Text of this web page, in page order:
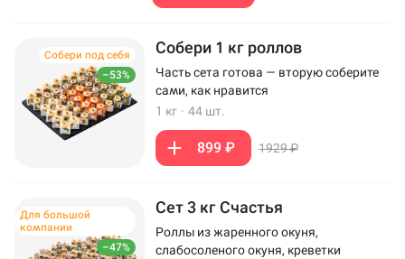
–53%
Собери под себя Собери 1 кг роллов
Часть сета готова — вторую соберите
сами, как нравится
1 кг · 44 шт.
899 ₽ 1929 ₽
–47%
Для большой
компании
Сет 3 кг Счастья
Роллы из жаренного окуня,
слабосоленого окуня, креветки